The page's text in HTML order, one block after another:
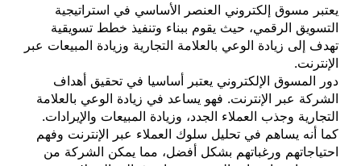
يعتبر مسوق إلكتروني العنصر الأساسي في استراتيجية
التسويق الرقمي، حيث يقوم ببناء وتنفيذ خطط تسويقية
تهدف إلى زيادة الوعي بالعلامة التجارية وزيادة المبيعات عبر
الإنترنت.
دور المسوق الإلكتروني يعتبر أساسيا في تحقيق أهداف
الشركة عبر الإنترنت. فهو يساعد في زيادة الوعي بالعلامة
التجارية وجذب العملاء الجدد، وزيادة المبيعات والإيرادات.
كما أنه يساهم في تحليل سلوك العملاء عبر الإنترنت وفهم
احتياجاتهم ورغباتهم بشكل أفضل، مما يمكن الشركة من